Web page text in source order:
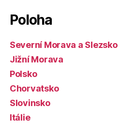
Poloha
Severní Morava a Slezsko
Jižní Morava
Polsko
Chorvatsko
Slovinsko
Itálie